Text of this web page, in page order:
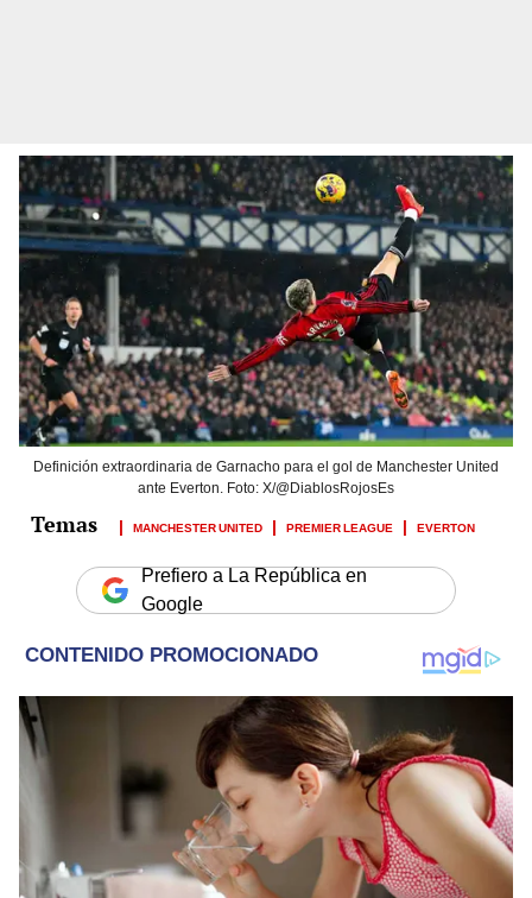
Definición extraordinaria de Garnacho para el gol de Manchester United
ante Everton. Foto: X/@DiablosRojosEs
MANCHESTER UNITED PREMIER LEAGUE EVERTON
Prefiero a La República en
Google